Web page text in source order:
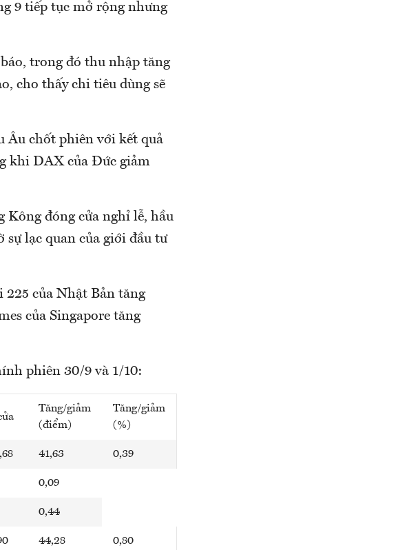
9 tiếp tục mở rộng nhưng
trong đó thu nhập tăng
cho thấy chi tiêu dùng sẽ
Âu chốt phiên với kết quả
khi DAX của Đức giảm
đóng cửa nghỉ lễ, hầu
sự lạc quan của giới đầu tư
225 của Nhật Bản tăng
của Singapore tăng
phiên 30/9 và 1/10:
Tăng/giảm
(điểm)
Tăng/giảm
(%)
41,63 0,39
0,09
0,44
44,28 0,80